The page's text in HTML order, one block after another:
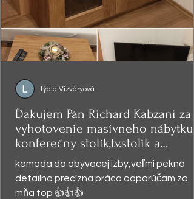
Ďakujem Pán Richard Kabzani za
vyhotovenie masívneho nábytku -
konferečny stolík,tv.stolik a
presklená
komoda do obývacej izby,veľmi pekná
detailna precízna práca odporúčam za
mňa top 👍👍👍
Lýdia Vizváryová